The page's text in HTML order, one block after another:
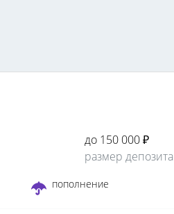
до 150 000 ₽
размер депозита
пополнение